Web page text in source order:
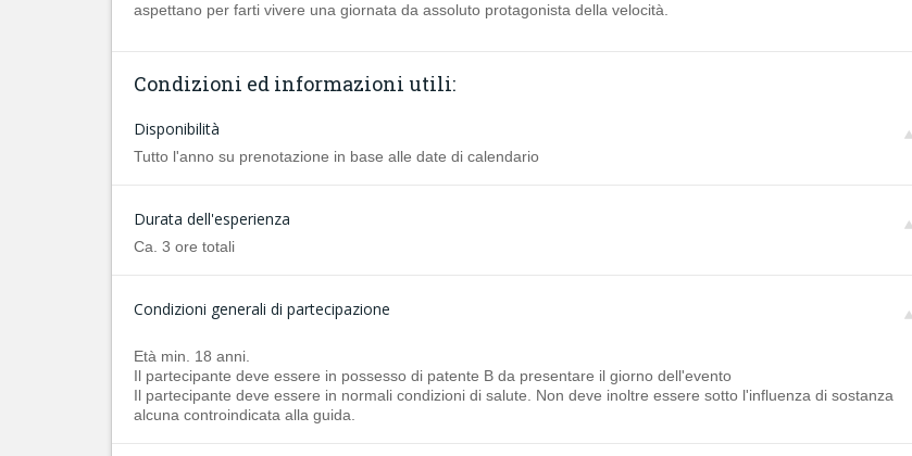
aspettano per farti vivere una giornata da assoluto protagonista della velocità.
Condizioni ed informazioni utili:
Disponibilità
Tutto l'anno su prenotazione in base alle date di calendario
Durata dell'esperienza
Ca. 3 ore totali
Condizioni generali di partecipazione
Età min. 18 anni.
Il partecipante deve essere in possesso di patente B da presentare il giorno dell'evento
Il partecipante deve essere in normali condizioni di salute. Non deve inoltre essere sotto l'influenza di sostanza
alcuna controindicata alla guida.